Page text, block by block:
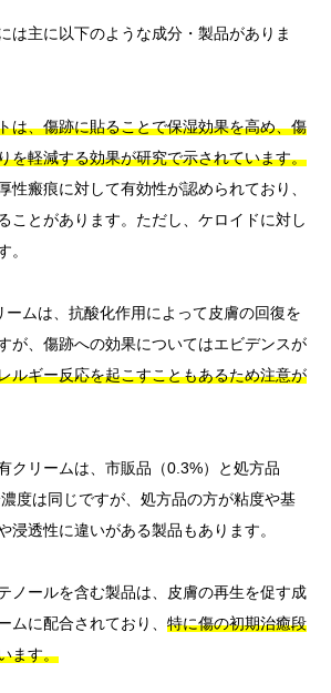
は主に以下のような成分・製品がありま
は、傷跡に貼ることで保湿効果を高め、傷
を軽減する効果が研究で示されています。
性瘢痕に対して有効性が認められており、
ことがあります。ただし、ケロイドに対し
。
ームは、抗酸化作用によって皮膚の回復を
が、傷跡への効果についてはエビデンスが
ルギー反応を起こすこともあるため注意が
クリームは、市販品（0.3%）と処方品
濃度は同じですが、処方品の方が粘度や基
浸透性に違いがある製品もあります。
ノールを含む製品は、皮膚の再生を促す成
ムに配合されており、 特に傷の初期治癒段
ます。